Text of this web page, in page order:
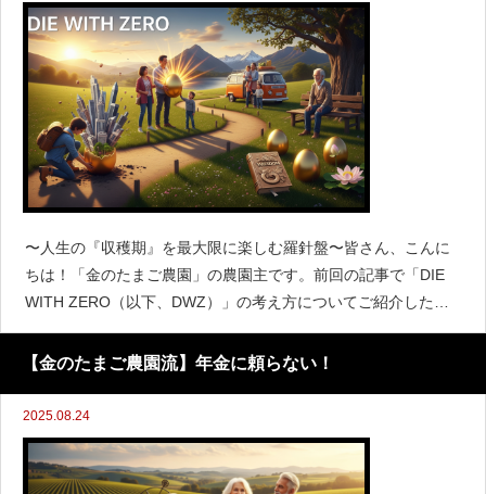
〜人生の『収穫期』を最大限に楽しむ羅針盤〜皆さん、こんに
ちは！「金のたまご農園」の農園主です。前回の記事で「DIE
WITH ZERO（以下、DWZ）」の考え方についてご紹介したと
ころ、多くの反響をいただきました。「考え方は素晴らしい！
でも、具体的にいつ、何をすればいいの
【金のたまご農園流】年金に頼らない！
2025.08.24